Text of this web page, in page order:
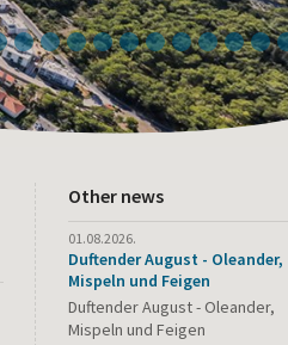
2 3 4 5 6 7 8 9 10 11 12
Other news
01.08.2026.
Duftender August - Oleander,
Mispeln und Feigen
Duftender August - Oleander,
Mispeln und Feigen